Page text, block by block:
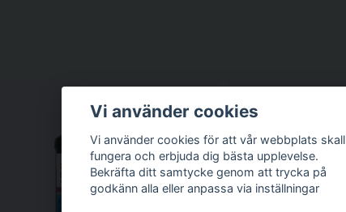
Vi använder cookies
Vi använder cookies för att vår webbplats skall
fungera och erbjuda dig bästa upplevelse.
Bekräfta ditt samtycke genom att trycka på
godkänn alla eller anpassa via inställningar